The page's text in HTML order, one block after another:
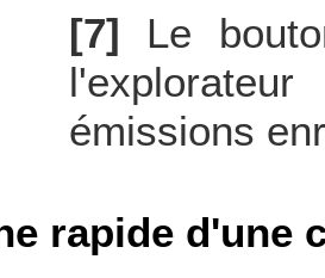
[7] Le
émissions
rapide d'une